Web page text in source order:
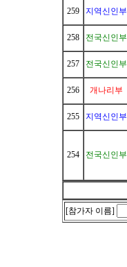
259 지역신인부
258 전국신인부
257 전국신인부
256 개나리부
255 지역신인부
254 전국신인부
[참가자 이름]